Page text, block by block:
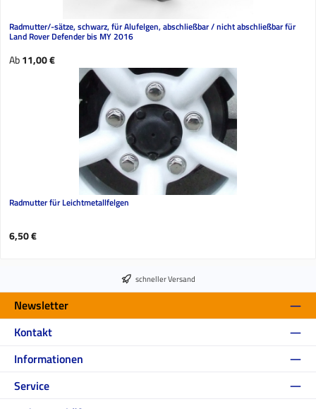
Radmutter/-sätze, schwarz, für Alufelgen, abschließbar / nicht abschließbar für
Land Rover Defender bis MY 2016
Regulärer Preis:
Ab11,00 €
Radmutter für Leichtmetallfelgen
Regulärer Preis:
6,50 €
schneller Versand
Newsletter
Kontakt
Informationen
Service